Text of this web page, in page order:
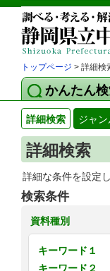
トップページ > 詳細検
かんたん
詳細検索 ジャ
詳細検索
詳細な条件を設定
検索条件
資料種別
キーワード１
キーワード２